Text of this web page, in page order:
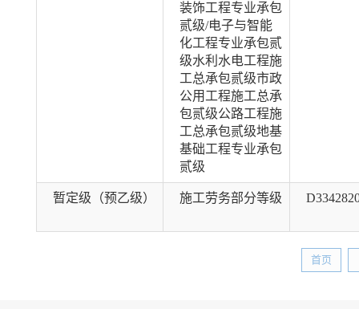
装饰工程专业承包
贰级/电子与智能
化工程专业承包贰
级水利水电工程施
工总承包贰级市政
公用工程施工总承
包贰级公路工程施
工总承包贰级地基
基础工程专业承包
贰级
暂定级（预乙级） 施工劳务部分等级
首页